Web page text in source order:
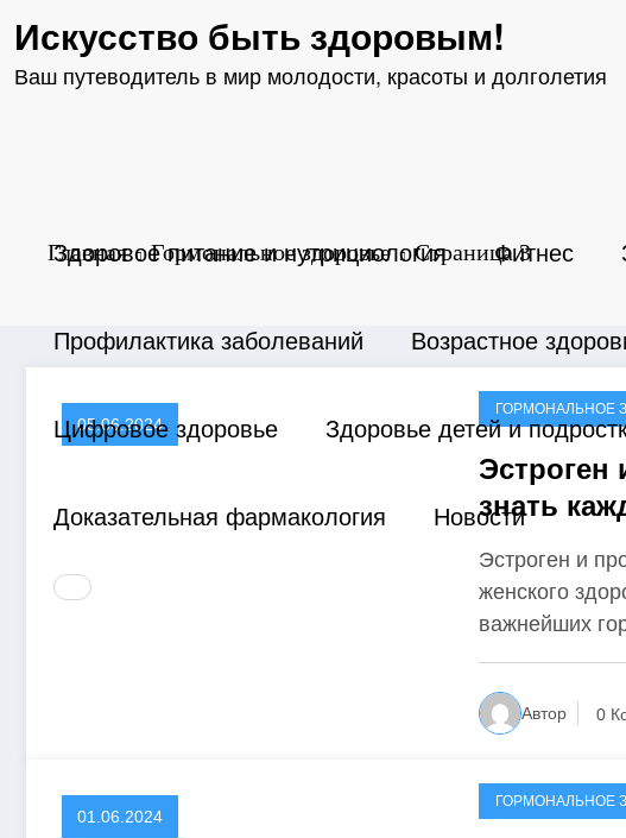
содержимому
Искусство быть здоровым!
Ваш путеводитель в мир молодости, красоты и долголетия
Здоровое питание и нутрициология Фитнес
Профилактика заболеваний Возрастное
Цифровое здоровье Здоровье детей и
Доказательная фармакология Новости
Главная Гормональное здоровье Страница 3
05.06.2024
ГОРМОНАЛЬНОЕ
Эстроген
знать
Эстроген и
женского
важнейших
Автор 0
01.06.2024
ГОРМОНАЛЬНОЕ